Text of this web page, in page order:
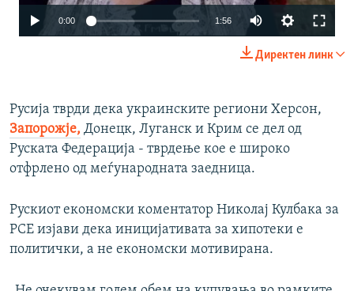
Auto 240p 360p 480p
0:00 1:56
720p
1080p
Директен линк
Русија тврди дека украинските региони Херсон,
Запорожје, Донецк, Луганск и Крим се дел од
Руската Федерација - тврдење кое е широко
отфрлено од меѓународната заедница.
Рускиот економски коментатор Николај Кулбака за
РСЕ изјави дека иницијативата за хипотеки е
политички, а не економски мотивирана.